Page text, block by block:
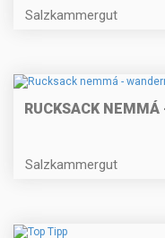
Salzkammergut
RUCKSACK
Salzkammergut